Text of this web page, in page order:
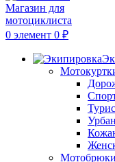
0 элемент 0 ₽
Урбан
Мотобрюки